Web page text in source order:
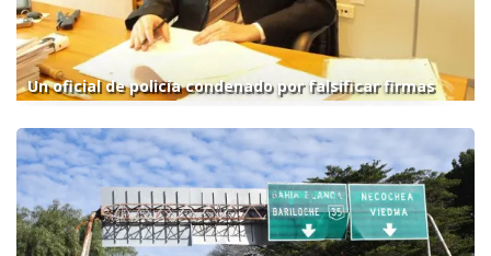
Un oficial de policía condenado por falsificar firmas